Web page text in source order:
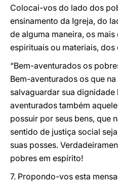
Colocai-vos do lado dos
ensinamento da Igreja, do
de alguma maneira, os
espirituais ou materiais,
“Bem-aventurados os
Bem-aventurados os que
salvaguardar sua dignidade
aventurados também
possuir por seus bens, que
sentido de justiça social
suas posses.
pobres em espírito!
7. Propondo-vos esta